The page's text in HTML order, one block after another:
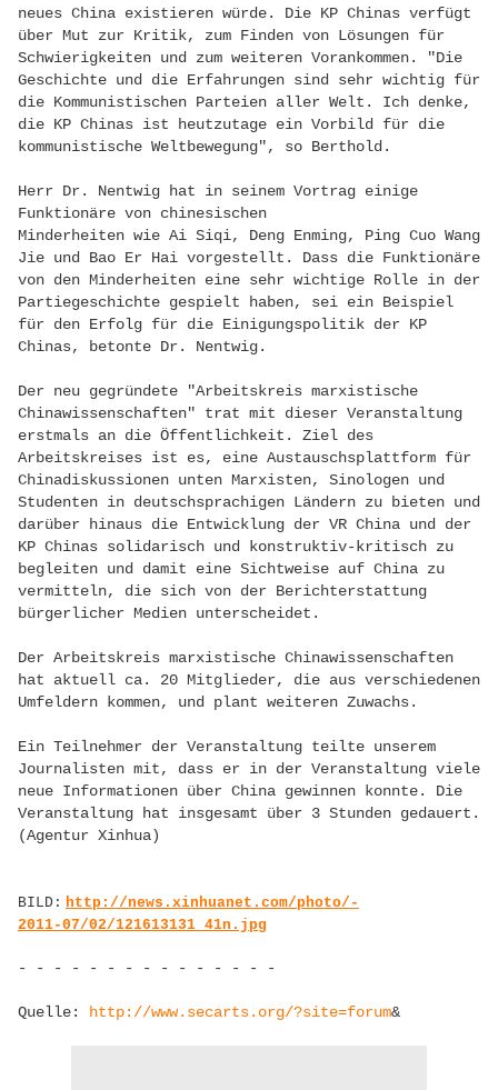
neues China existieren würde. Die KP Chinas verfügt
über Mut zur Kritik, zum Finden von Lösungen für
Schwierigkeiten und zum weiteren Vorankommen. "Die
Geschichte und die Erfahrungen sind sehr wichtig für
die Kommunistischen Parteien aller Welt. Ich denke,
die KP Chinas ist heutzutage ein Vorbild für die
kommunistische Weltbewegung", so Berthold.
Herr Dr. Nentwig hat in seinem Vortrag einige
Funktionäre von chinesischen
Minderheiten wie Ai Siqi, Deng Enming, Ping Cuo Wang
Jie und Bao Er Hai vorgestellt. Dass die Funktionäre
von den Minderheiten eine sehr wichtige Rolle in der
Partiegeschichte gespielt haben, sei ein Beispiel
für den Erfolg für die Einigungspolitik der KP
Chinas, betonte Dr. Nentwig.
Der neu gegründete "Arbeitskreis marxistische
Chinawissenschaften" trat mit dieser Veranstaltung
erstmals an die Öffentlichkeit. Ziel des
Arbeitskreises ist es, eine Austauschsplattform für
Chinadiskussionen unten Marxisten, Sinologen und
Studenten in deutschsprachigen Ländern zu bieten und
darüber hinaus die Entwicklung der VR China und der
KP Chinas solidarisch und konstruktiv-kritisch zu
begleiten und damit eine Sichtweise auf China zu
vermitteln, die sich von der Berichterstattung
bürgerlicher Medien unterscheidet.
Der Arbeitskreis marxistische Chinawissenschaften
hat aktuell ca. 20 Mitglieder, die aus verschiedenen
Umfeldern kommen, und plant weiteren Zuwachs.
Ein Teilnehmer der Veranstaltung teilte unserem
Journalisten mit, dass er in der Veranstaltung viele
neue Informationen über China gewinnen konnte. Die
Veranstaltung hat insgesamt über 3 Stunden gedauert.
(Agentur Xinhua)
BILD: http://news.xinhuanet.com/photo/-
2011-07/02/121613131_41n.jpg
- - - - - - - - - - - - - - -
Quelle: http://www.secarts.org/?site=forum&